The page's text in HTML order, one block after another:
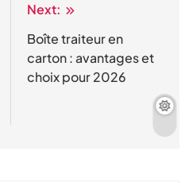
Next:
Boîte traiteur en
carton : avantages et
choix pour 2026